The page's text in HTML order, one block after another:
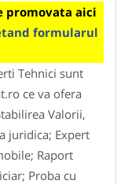
promovata aici
formularul
Tehnici sunt
ce va ofera
Valorii,
juridica; Expert
Raport
Proba cu